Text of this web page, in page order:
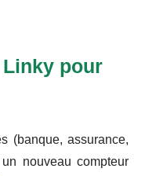
pour
(banque, assurance,
nouveau compteur